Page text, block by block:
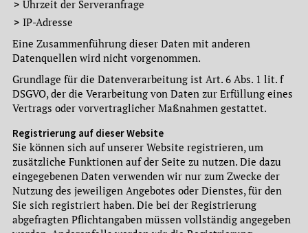
Uhrzeit der Serveranfrage
IP-Adresse
Eine Zusammenführung dieser Daten mit anderen
Datenquellen wird nicht vorgenommen.
Grundlage für die Datenverarbeitung ist Art. 6 Abs. 1 lit. f
DSGVO, der die Verarbeitung von Daten zur Erfüllung eines
Vertrags oder vorvertraglicher Maßnahmen gestattet.
Registrierung auf dieser Website
Sie können sich auf unserer Website registrieren, um
zusätzliche Funktionen auf der Seite zu nutzen. Die dazu
eingegebenen Daten verwenden wir nur zum Zwecke der
Nutzung des jeweiligen Angebotes oder Dienstes, für den
Sie sich registriert haben. Die bei der Registrierung
abgefragten Pflichtangaben müssen vollständig angegeben